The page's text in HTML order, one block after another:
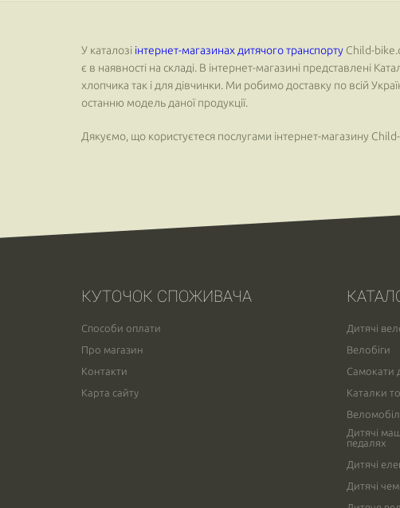
У каталозі інтернет-магазинах дитячого транспорту Child-
є в наявності на складі. В інтернет-магазині представлені
хлопчика так і для дівчинки. Ми робимо доставку по всій
останню модель даної продукції.
Дякуємо, що користуєтеся послугами інтернет-магазину
КУТОЧОК СПОЖИВАЧА
Способи оплати
Про магазин
Контакти
Карта сайту
Дитячі
Велобіги
Самокати
Каталки
Дитячі
педалях
Дитячі
Дитячі